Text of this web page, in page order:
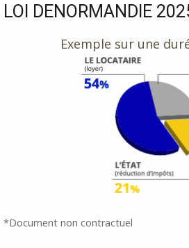
LOI DENORMANDIE
Exemple sur une
*Document non contractuel